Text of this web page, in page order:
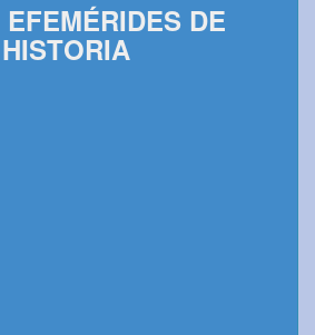
DE
HISTORIA